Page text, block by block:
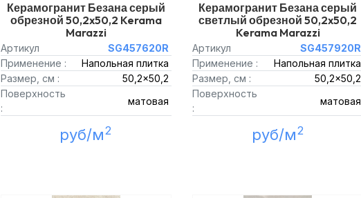
Керамогранит Безана серый
обрезной 50,2x50,2 Kerama
Marazzi
Артикул
SG457620R
Применение :
Напольная плитка
Размер, см :
50,2x50,2
Поверхность
:
матовая
руб/м2
Керамогранит Безана серый
светлый обрезной 50,2x50,2
Kerama Marazzi
Артикул
SG457920R
Применение :
Напольная плитка
Размер, см :
50,2x50,2
Поверхность
:
матовая
руб/м2